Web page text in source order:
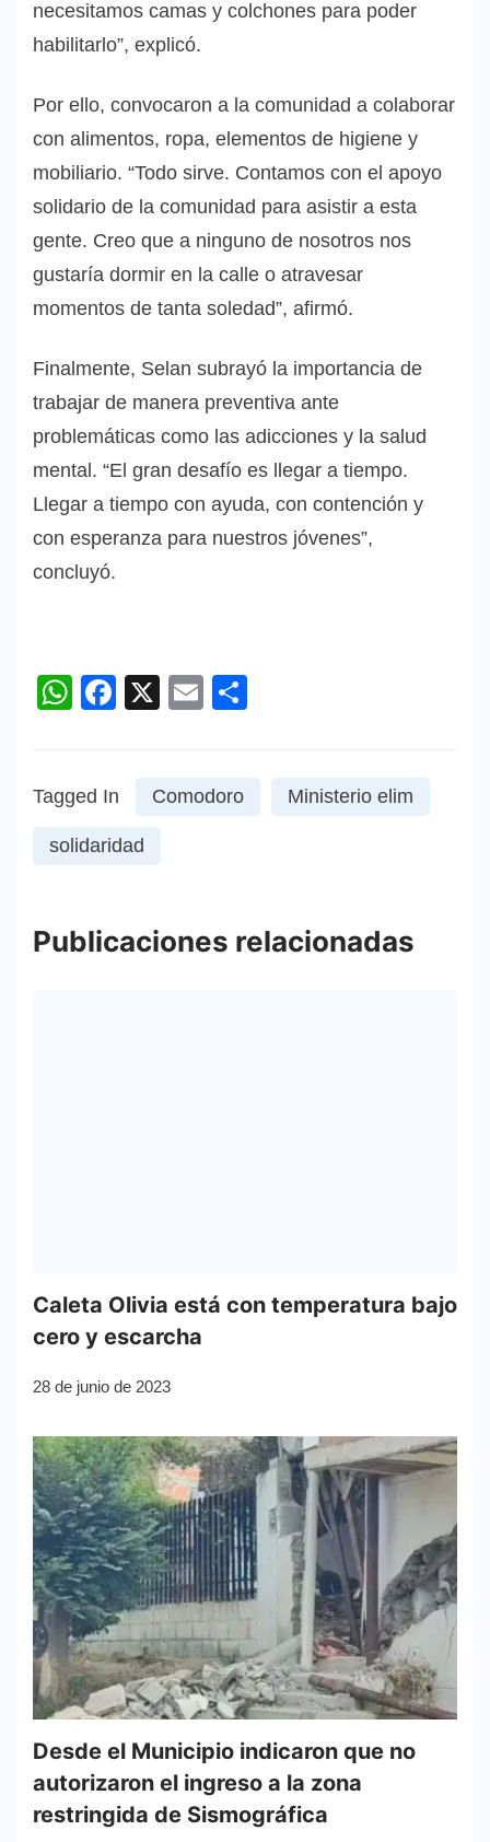
necesitamos camas y colchones para poder
habilitarlo”, explicó.
Por ello, convocaron a la comunidad a colaborar
con alimentos, ropa, elementos de higiene y
mobiliario. “Todo sirve. Contamos con el apoyo
solidario de la comunidad para asistir a esta
gente. Creo que a ninguno de nosotros nos
gustaría dormir en la calle o atravesar
momentos de tanta soledad”, afirmó.
Finalmente, Selan subrayó la importancia de
trabajar de manera preventiva ante
problemáticas como las adicciones y la salud
mental. “El gran desafío es llegar a tiempo.
Llegar a tiempo con ayuda, con contención y
con esperanza para nuestros jóvenes”,
concluyó.
WhatsApp
Facebook
X Email
Tagged In Comodoro Ministerio elim
solidaridad
Publicaciones relacionadas
Caleta Olivia está con temperatura bajo
cero y escarcha
28 de junio de 2023
Desde el Municipio indicaron que no
autorizaron el ingreso a la zona
restringida de Sismográfica